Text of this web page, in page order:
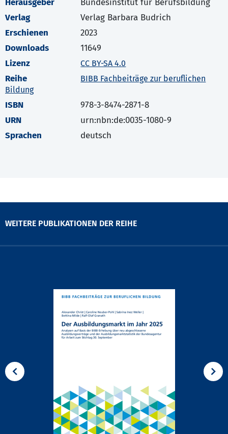
Herausgeber
Bundesinstitut für Berufsbildung
Verlag
Verlag Barbara Budrich
Erschienen
2023
Downloads
11649
Lizenz
CC BY-SA 4.0
Reihe
BIBB Fachbeiträge zur beruflichen
Bildung
ISBN
978-3-8474-2871-8
URN
urn:nbn:de:0035-1080-9
Sprachen
deutsch
WEITERE PUBLIKATIONEN DER REIHE